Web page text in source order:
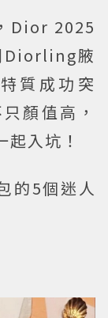
Dior 2025
Diorling腋
質成功突
顏值高，
入坑！
的5個迷人